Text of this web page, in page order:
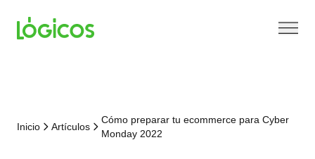
Inicio Artículos
Cómo preparar tu ecommerce para Cyber
Monday 2022